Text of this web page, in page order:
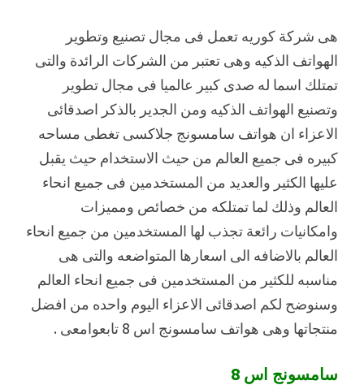
هى شركة كوريه تعمل فى مجال تصنيع وتطوير
الهواتف الذكيه وهى تعتبر من الشركات الرائدة والتى
تمتلك اسما له صدى كبير عالميا فى مجال تطوير
وتصنيع الهواتف الذكيه ومن الجدير بالذكر اصدقائى
الاعزاء ان هواتف سامسونج جلاكسى تغطى مساحه
كبيره فى جميع العالم من حيث الاستخدام حيث يقبل
عليها الكثير والعديد من المستخدمين فى جميع انحاء
العالم وذلك لما تمتلكه من خصائص ومميزات
وامكانيات رائعة تجذب لها المستخدمين من جميع انحاء
العالم بالاضافه الى اسعارها المتواضعه والتى هى
مناسبه للكثير من المستخدمين فى جميع انحاء العالم
وسنوضح لكم اصدقائى الاعزاء اليوم واحده من افضل
منتجاتها وهى هواتف سامسونج اس 8 تابعوامعى .
سامسونج اس 8